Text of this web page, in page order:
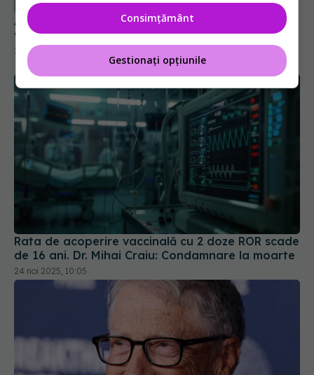
21 mai 2025, 23:44
Rata de acoperire vaccinală cu 2 doze ROR scade
de 16 ani. Dr. Mihai Craiu: Condamnare la moarte
24 noi 2025, 10:05
Consimțământ
Gestionați opțiunile